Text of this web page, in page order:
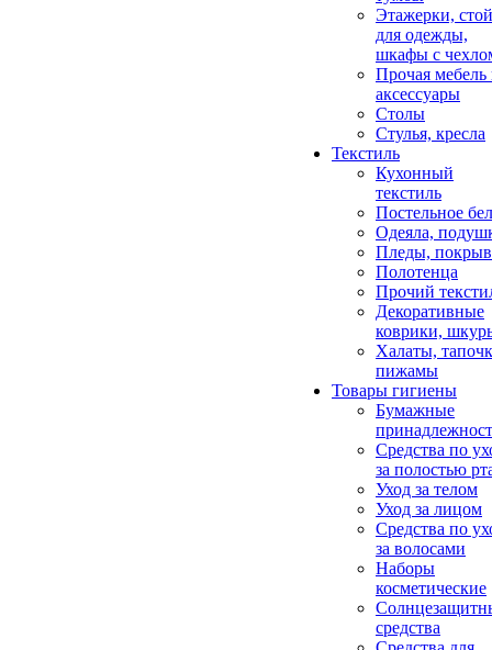
Этажерки,
для одежды,
шкафы с
Прочая мебель
аксессуары
Столы
Стулья, кресла
Текстиль
Кухонный
текстиль
Постельное
Одеяла,
Пледы,
Полотенца
Прочий
Декоративные
коврики,
Халаты,
пижамы
Товары гигиены
Бумажные
Средства по
за полостью
Уход за телом
Уход за лицом
Средства по
за волосами
Наборы
косметические
средства